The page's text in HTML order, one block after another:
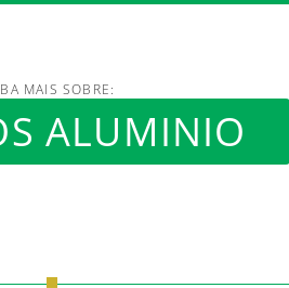
MAIS SOBRE:
ALUMINIO